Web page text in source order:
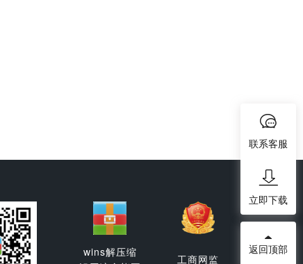
wins解压缩
工商网监
联系客服
立即下载
返回顶部